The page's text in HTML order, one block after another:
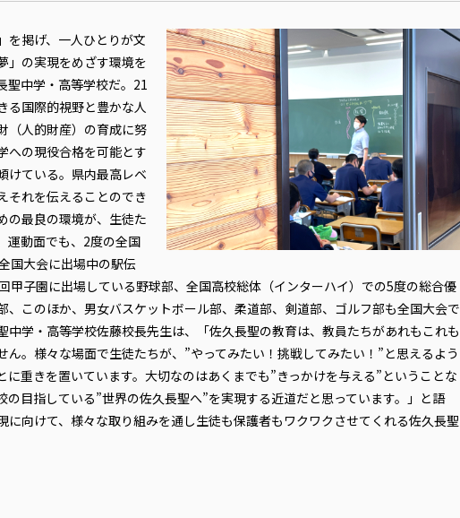
を掲げ、一人ひとりが文
」の実現をめざす環境を
聖中学・高等学校だ。21
る国際的視野と豊かな人
（人的財産）の育成に努
への現役合格を可能とす
けている。県内最高レベ
それを伝えることのでき
の最良の環境が、生徒た
運動面でも、2度の全国
国大会に出場中の駅伝
甲子園に出場している野球部、全国高校総体（インターハイ）での5度の総合優
、このほか、男女バスケットボール部、柔道部、剣道部、ゴルフ部も全国大会で
中学・高等学校佐藤校長先生は、「佐久長聖の教育は、教員たちがあれもこれも
ん。様々な場面で生徒たちが、”やってみたい！挑戦してみたい！”と思えるよう
に重きを置いています。大切なのはあくまでも”きっかけを与える”ということな
の目指している”世界の佐久長聖へ”を実現する近道だと思っています。」と語
に向けて、様々な取り組みを通し生徒も保護者もワクワクさせてくれる佐久長聖